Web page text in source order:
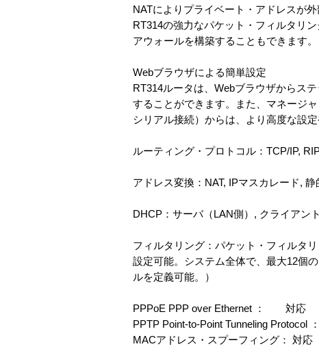
NATによりプライベート・アドレスが
RT314の強力なパケット・フィルタリ
アウォールを構築することもできます。
Webブラウザによる簡単設定
RT314ルータは、Webブラウザからス
することができます。また、マネージ
シリアル接続）からは、より高度な設
ルーティング・プロトコル：TCP/IP,
アドレス変換：NAT, IPマスカレード,
DHCP：サーバ（LAN側）, クライアン
フィルタリング：パケット・フィルタ
設定可能。システム全体で、最大12個
ルを定義可能。）
PPPoE PPP over Ethernet ： 対応
PPTP Point-to-Point Tunneling
MACアドレス・スプーフィング： 対応